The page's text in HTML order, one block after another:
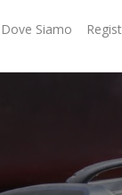
Dove Siamo